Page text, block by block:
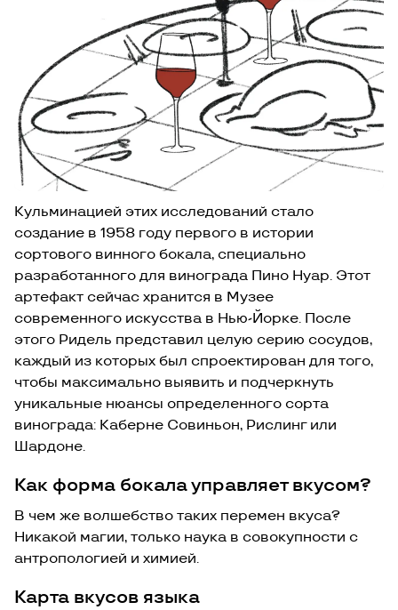
Кульминацией этих исследований стало
создание в 1958 году первого в истории
сортового винного бокала, специально
разработанного для винограда Пино Нуар. Этот
артефакт сейчас хранится в Музее
современного искусства в Нью-Йорке. После
этого Ридель представил целую серию сосудов,
каждый из которых был спроектирован для того,
чтобы максимально выявить и подчеркнуть
уникальные нюансы определенного сорта
винограда: Каберне Совиньон, Рислинг или
Шардоне.
Как форма бокала управляет вкусом?
В чем же волшебство таких перемен вкуса?
Никакой магии, только наука в совокупности с
антропологией и химией.
Карта вкусов языка